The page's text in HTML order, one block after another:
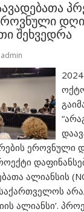
შეხვედრა
admin
ეროვნული
ალიანსის
ალიანსი’.